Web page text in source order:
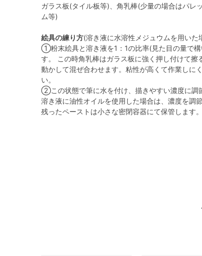
ガラス板(タイル板等)、角乳棒(少量の場合はパレ
ム等)
絵具の練り方(溶き液に水溶性メジュウムを用いた
①粉末絵具と溶き液を1：1の比率(見た目の量で
す。 この時角乳棒はガラス板に強く押し付けて
動かして混ぜ合わせます。粘性が高くて作業しに
い。
②この状態で筆に水を付け、描きやすい濃度に調
溶き液に油性オイルを使用した場合は、濃度を調
残ったペーストは小さな密閉容器にて保管します。